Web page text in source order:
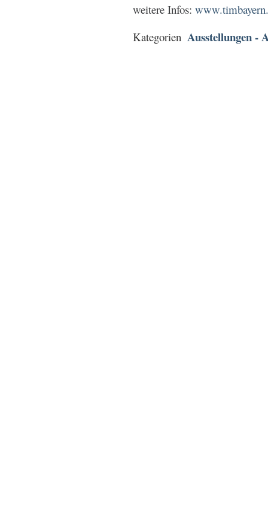
weitere Infos:
Kategorien Ausstellungen -